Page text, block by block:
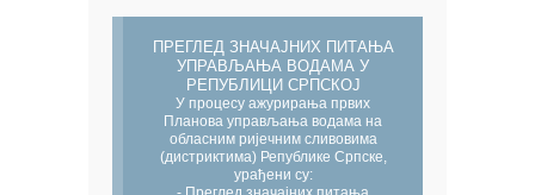
ПРЕГЛЕД ЗНАЧАЈНИХ ПИТАЊА
УПРАВЉАЊА ВОДАМА У
РЕПУБЛИЦИ СРПСКОЈ
У процесу ажурирања првих
Планова управљања водама на
обласним ријечним сливовима
(дистриктима) Републике Српске,
урађени су: